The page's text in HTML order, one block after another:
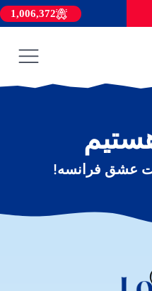
1,006,372
عشق فرانسه!